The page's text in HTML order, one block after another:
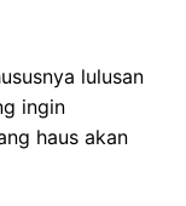
lulusan
ingin
haus akan